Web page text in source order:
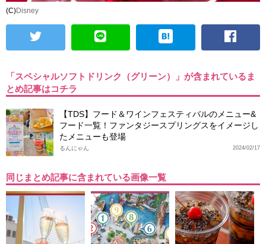
(C)Disney
「スペシャルソフトドリンク（グリーン）」が含まれているま
とめ記事はコチラ
【TDS】フード＆ワインフェスティバルのメニュー&
フード一覧！ファンタジースプリングスをイメージし
たメニューも登場
2024/02/17
るんにゃん
同じまとめ記事に含まれている画像一覧